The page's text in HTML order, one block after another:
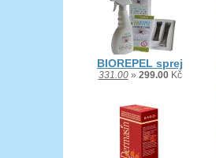
BIOREPEL sprej
331.00» 299.00Kč